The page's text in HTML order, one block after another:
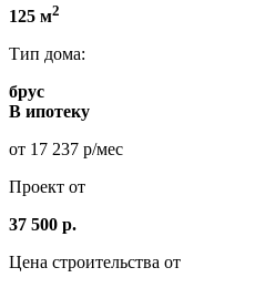
125 м2
Тип дома:
брус
В ипотеку
от 17 237 р/мес
Проект от
37 500 р.
Цена строительства от